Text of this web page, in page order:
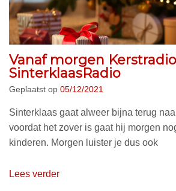
Vanaf morgen
SinterklaasRadio
Geplaatst op 05/12/2021
Sinterklaas gaat alweer bijna terug
voordat het zover is gaat hij morgen
kinderen. Morgen luister je dus ook
Lees verder